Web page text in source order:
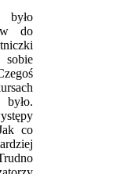
do
sobie
co